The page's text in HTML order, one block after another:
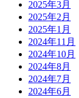
2025年3月
2025年2月
2025年1月
2024年11月
2024年10月
2024年8月
2024年7月
2024年6月